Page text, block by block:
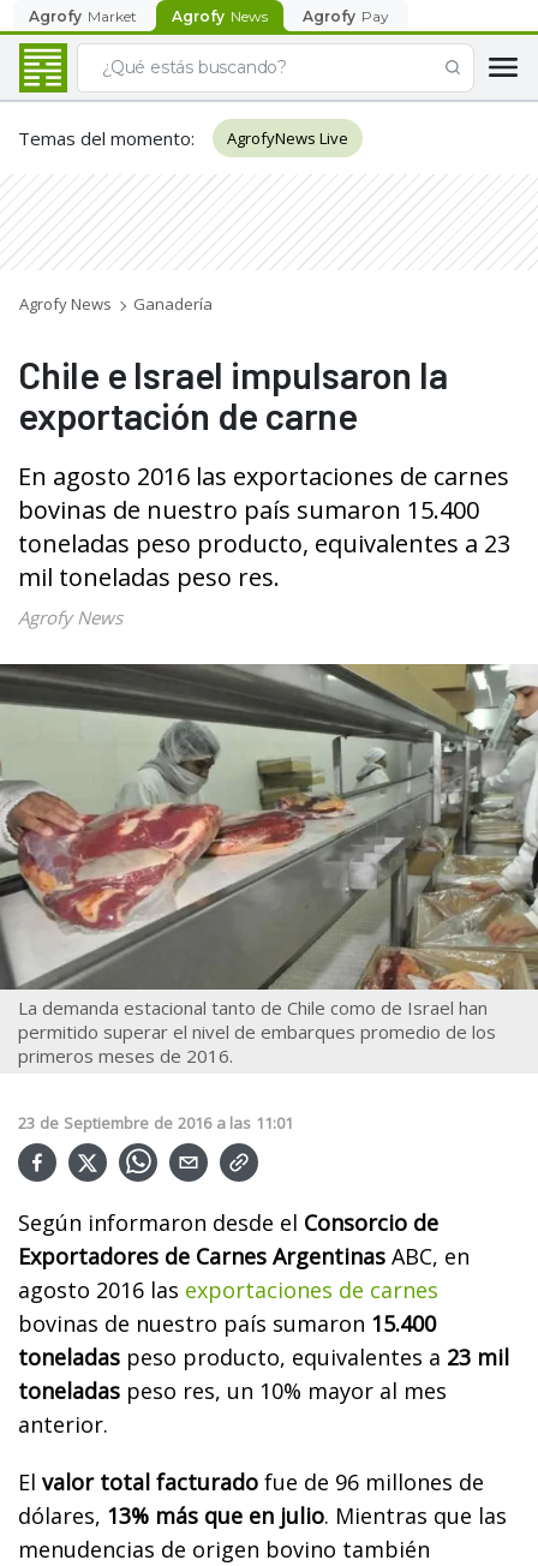
Agrofy Market Agrofy News Agrofy Pay
Temas del momento: AgrofyNews Live
Agrofy News Ganadería
Chile e Israel impulsaron la
exportación de carne
En agosto 2016 las exportaciones de carnes
bovinas de nuestro país sumaron 15.400
toneladas peso producto, equivalentes a 23
mil toneladas peso res.
Agrofy News
La demanda estacional tanto de Chile como de Israel han
permitido superar el nivel de embarques promedio de los
primeros meses de 2016.
23 de Septiembre de 2016 a las 11:01
Según informaron desde el Consorcio de
Exportadores de Carnes Argentinas ABC, en
agosto 2016 las exportaciones de carnes
bovinas de nuestro país sumaron 15.400
toneladas peso producto, equivalentes a 23 mil
toneladas peso res, un 10% mayor al mes
anterior.
El valor total facturado fue de 96 millones de
dólares, 13% más que en julio. Mientras que las
menudencias de origen bovino también